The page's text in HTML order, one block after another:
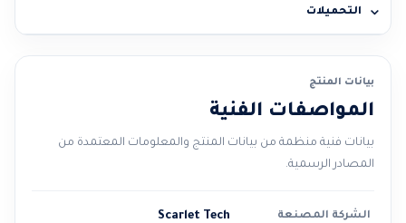
التحميلات
بيانات المنتج
المواصفات الفنية
بيانات فنية منظمة من بيانات المنتج والمعلومات المعتمدة من
المصادر الرسمية.
الشركة المصنعة Scarlet Tech